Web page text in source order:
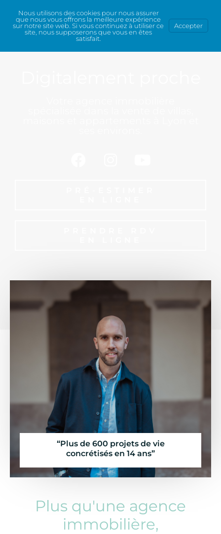
“Plus de 600 projets de vie
concrétisés en 14 ans”
Plus qu'une agence
immobilière,
Nous utilisons des cookies pour nous assurer
que nous vous offrons la meilleure expérience
sur notre site web. Si vous continuez à utiliser ce
site, nous supposerons que vous en êtes
satisfait.
Accepter